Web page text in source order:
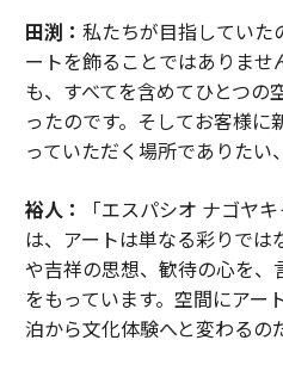
田渕： 私たちが目指していた
ートを飾ることではありませ
も、すべてを含めてひとつの
ったのです。そしてお客様に
っていただく場所でありたい
裕人：
「エスパシオ ナゴヤ
は、アートは単なる彩りで
や吉祥の思想、歓待の心を
をもっています。空間にアー
泊から文化体験へと変わるの